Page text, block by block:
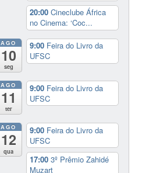
20:00Cineclube África
no Cinema: ‘Coc...
AGO
10
seg
9:00 Feira do Livro da
UFSC
AGO
11
ter
9:00 Feira do Livro da
UFSC
AGO
12
qua
9:00 Feira do Livro da
UFSC
17:003º Prêmio Zahidé
Muzart